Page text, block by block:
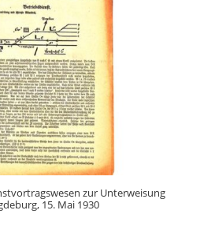
zur Unterweisung
15. Mai 1930